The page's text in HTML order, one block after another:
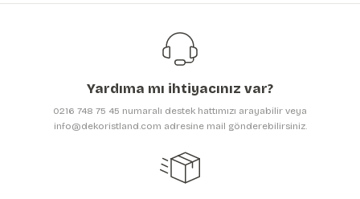
Görüş ve önerileriniz için teşekkür ederiz.
Ürün resmi kalitesiz, bozuk veya görüntülenemiyor.
Ürün bilgilerinde hatalar bulunuyor.
Yardıma mı ihtiyacınız var?
0216 748 75 45 numaralı destek hattımızı arayabilir veya
info@dekoristland.com adresine mail gönderebilirsiniz.